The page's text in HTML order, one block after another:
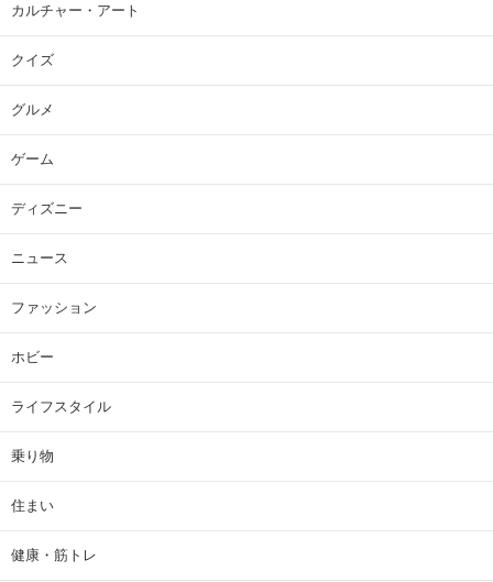
カルチャー・アート
クイズ
グルメ
ゲーム
ディズニー
ニュース
ファッション
ホビー
ライフスタイル
乗り物
住まい
健康・筋トレ